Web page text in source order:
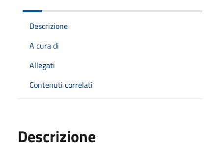
Descrizione
A cura di
Allegati
Contenuti correlati
Descrizione